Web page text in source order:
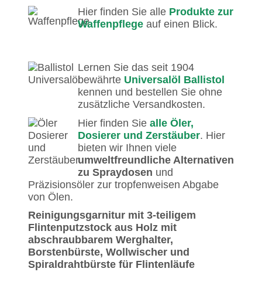
Hier finden Sie alle Produkte zur
Waffenpflege auf einen Blick.
Lernen Sie das seit 1904
bewährte Universalöl Ballistol
kennen und bestellen Sie ohne
zusätzliche Versandkosten.
Hier finden Sie alle Öler,
Dosierer und Zerstäuber. Hier
bieten wir Ihnen viele
umweltfreundliche Alternativen
zu Spraydosen und
Präzisionsöler zur tropfenweisen Abgabe
von Ölen.
Reinigungsgarnitur mit 3-teiligem
Flintenputzstock aus Holz mit
abschraubbarem Werghalter,
Borstenbürste, Wollwischer und
Spiraldrahtbürste für Flintenläufe
Garry Cane schrieb am
16.01.2024
Excellent quality at a very fair